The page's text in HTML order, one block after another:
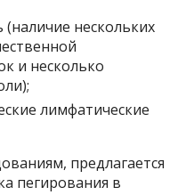
нескольких
и несколько
лимфатические
предлагается
пегирования в